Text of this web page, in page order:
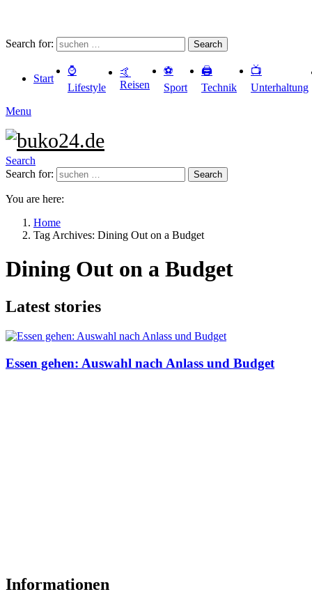
Search for: Search
Start
⌚️
Lifestyle
🤙
Reisen
⚽️
Sport
🖨️
Technik
📺
Unterhaltung
Menu
Search
Search for:
Search
You are here:
Home
Tag Archives: Dining Out on a Budget
Dining Out on a Budget
Latest stories
Essen gehen: Auswahl nach Anlass und Budget
Informationen